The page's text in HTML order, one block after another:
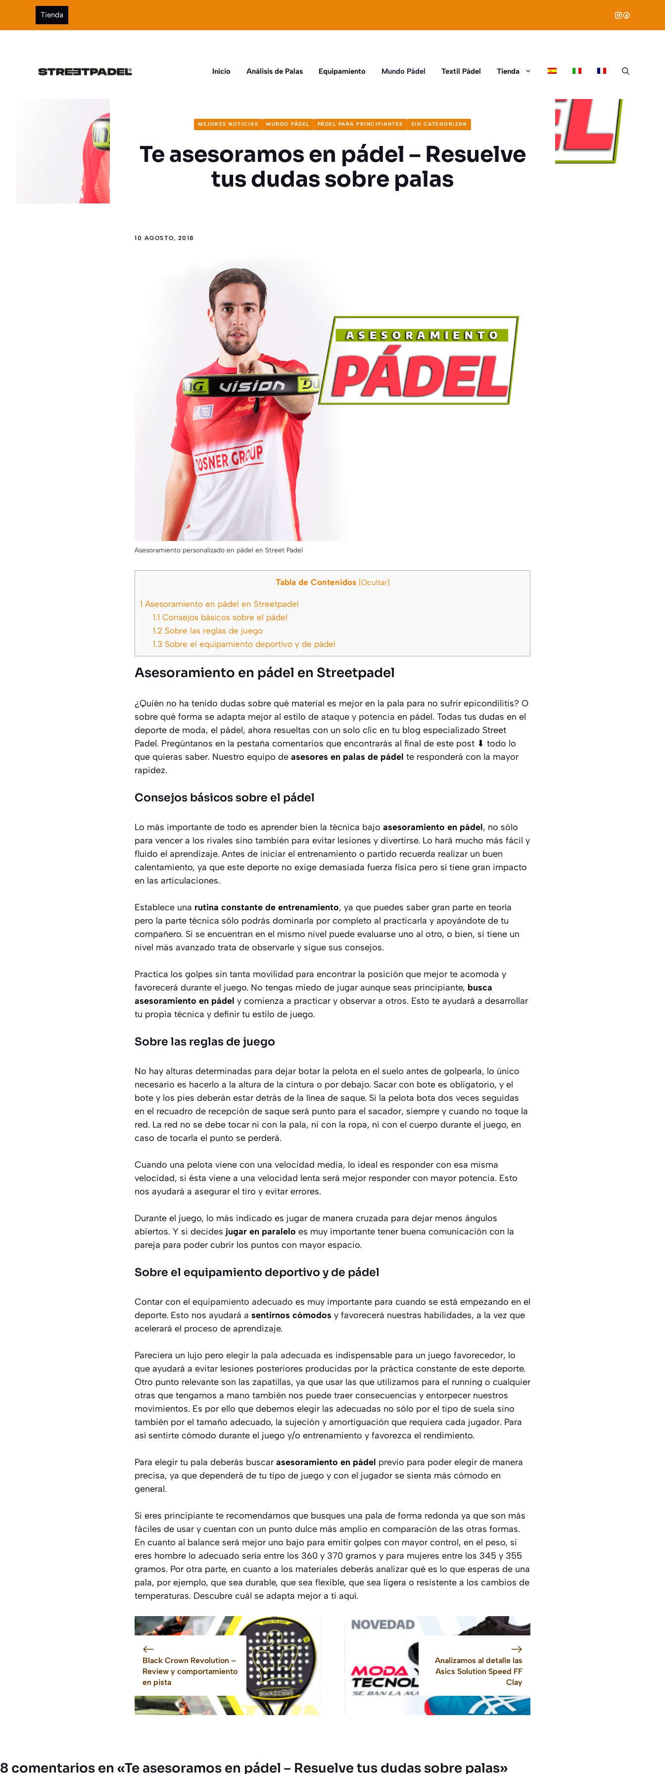
contenido
Tienda
Inicio Análisis de Palas Equipamiento Mundo Pádel Textil Pádel Tienda
MEJORES NOTICIAS MUNDO PÁDEL PÁDEL PARA PRINCIPIANTES SIN CATEGORIZAR
Te asesoramos en pádel – Resuelve
tus dudas sobre palas
10 AGOSTO, 2018
Asesoramiento personalizado en pádel en Street Padel
Tabla de Contenidos [Ocultar]
1 Asesoramiento en pádel en Streetpadel
1.1 Consejos básicos sobre el pádel
1.2 Sobre las reglas de juego
1.3 Sobre el equipamiento deportivo y de pádel
Asesoramiento en pádel en Streetpadel
¿Quién no ha tenido dudas sobre qué material es mejor en la pala para no sufrir epicondilitis? O
sobre qué forma se adapta mejor al estilo de ataque y potencia en pádel. Todas tus dudas en el
deporte de moda, el pádel, ahora resueltas con un solo clic en tu blog especializado Street
Padel. Pregúntanos en la pestaña comentarios que encontrarás al final de este post ⬇ todo lo
que quieras saber. Nuestro equipo de asesores en palas de pádel te responderá con la mayor
rapidez.
Consejos básicos sobre el pádel
Lo más importante de todo es aprender bien la técnica bajo asesoramiento en pádel, no sólo
para vencer a los rivales sino también para evitar lesiones y divertirse. Lo hará mucho más fácil y
fluido el aprendizaje. Antes de iniciar el entrenamiento o partido recuerda realizar un buen
calentamiento, ya que este deporte no exige demasiada fuerza física pero sí tiene gran impacto
en las articulaciones.
Establece una rutina constante de entrenamiento, ya que puedes saber gran parte en teoría
pero la parte técnica sólo podrás dominarla por completo al practicarla y apoyándote de tu
compañero. Si se encuentran en el mismo nivel puede evaluarse uno al otro, o bien, si tiene un
nivel más avanzado trata de observarle y sigue sus consejos.
Practica los golpes sin tanta movilidad para encontrar la posición que mejor te acomoda y
favorecerá durante el juego. No tengas miedo de jugar aunque seas principiante, busca
asesoramiento en pádel y comienza a practicar y observar a otros. Esto te ayudará a desarrollar
tu propia técnica y definir tu estilo de juego.
Sobre las reglas de juego
No hay alturas determinadas para dejar botar la pelota en el suelo antes de golpearla, lo único
necesario es hacerlo a la altura de la cintura o por debajo. Sacar con bote es obligatorio, y el
bote y los pies deberán estar detrás de la línea de saque. Si la pelota bota dos veces seguidas
en el recuadro de recepción de saque será punto para el sacador, siempre y cuando no toque la
red. La red no se debe tocar ni con la pala, ni con la ropa, ni con el cuerpo durante el juego, en
caso de tocarla el punto se perderá.
Cuando una pelota viene con una velocidad media, lo ideal es responder con esa misma
velocidad, si ésta viene a una velocidad lenta será mejor responder con mayor potencia. Esto
nos ayudará a asegurar el tiro y evitar errores.
Durante el juego, lo más indicado es jugar de manera cruzada para dejar menos ángulos
abiertos. Y si decides jugar en paralelo es muy importante tener buena comunicación con la
pareja para poder cubrir los puntos con mayor espacio.
Sobre el equipamiento deportivo y de pádel
Contar con el equipamiento adecuado es muy importante para cuando se está empezando en el
deporte. Esto nos ayudará a sentirnos cómodos y favorecerá nuestras habilidades, a la vez que
acelerará el proceso de aprendizaje.
Pareciera un lujo pero elegir la pala adecuada es indispensable para un juego favorecedor, lo
que ayudará a evitar lesiones posteriores producidas por la práctica constante de este deporte.
Otro punto relevante son las zapatillas, ya que usar las que utilizamos para el running o cualquier
otras que tengamos a mano también nos puede traer consecuencias y entorpecer nuestros
movimientos. Es por ello que debemos elegir las adecuadas no sólo por el tipo de suela sino
también por el tamaño adecuado, la sujeción y amortiguación que requiera cada jugador. Para
así sentirte cómodo durante el juego y/o entrenamiento y favorezca el rendimiento.
Para elegir tu pala deberás buscar asesoramiento en pádel previo para poder elegir de manera
precisa, ya que dependerá de tu tipo de juego y con el jugador se sienta más cómodo en
general.
Si eres principiante te recomendamos que busques una pala de forma redonda ya que son más
fáciles de usar y cuentan con un punto dulce más amplio en comparación de las otras formas.
En cuanto al balance será mejor uno bajo para emitir golpes con mayor control, en el peso, si
eres hombre lo adecuado sería entre los 360 y 370 gramos y para mujeres entre los 345 y 355
gramos. Por otra parte, en cuanto a los materiales deberás analizar qué es lo que esperas de una
pala, por ejemplo, que sea durable, que sea flexible, que sea ligera o resistente a los cambios de
temperaturas. Descubre cuál se adapta mejor a ti aquí.
Black Crown Revolution –
Review y comportamiento
en pista
Analizamos al detalle las
Asics Solution Speed FF
Clay
8 comentarios en «Te asesoramos en pádel – Resuelve tus dudas sobre palas»